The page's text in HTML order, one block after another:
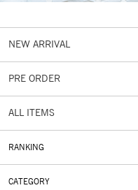
NEW ARRIVAL
PRE ORDER
ALL ITEMS
RANKING
CATEGORY